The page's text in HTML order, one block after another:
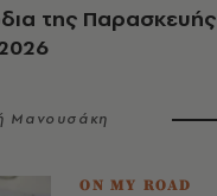
της Παρασκευής
Μανουσάκη
ON MY ROAD